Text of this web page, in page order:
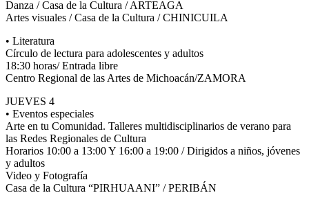
Danza / Casa de la Cultura / ARTEAGA
Artes visuales / Casa de la Cultura / CHINICUILA
• Literatura
Círculo de lectura para adolescentes y adultos
18:30 horas/ Entrada libre
Centro Regional de las Artes de Michoacán/ZAMORA
JUEVES 4
• Eventos especiales
Arte en tu Comunidad. Talleres multidisciplinarios de verano para
las Redes Regionales de Cultura
Horarios 10:00 a 13:00 Y 16:00 a 19:00 / Dirigidos a niños, jóvenes
y adultos
Video y Fotografía
Casa de la Cultura “PIRHUAANI” / PERIBÁN